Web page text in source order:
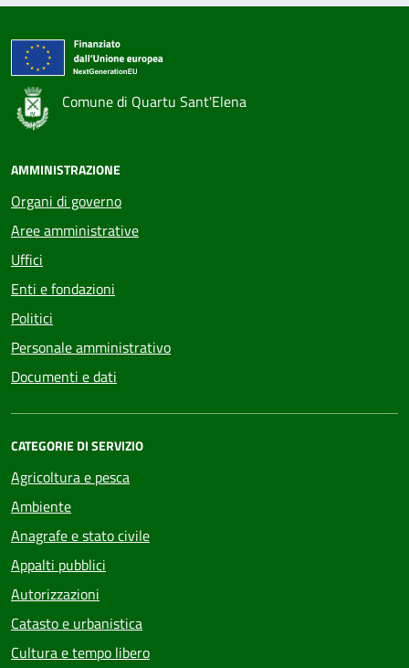
Comune di Quartu Sant'Elena
AMMINISTRAZIONE
Organi di governo
Aree amministrative
Uffici
Enti e fondazioni
Politici
Personale amministrativo
Documenti e dati
CATEGORIE DI SERVIZIO
Agricoltura e pesca
Ambiente
Anagrafe e stato civile
Appalti pubblici
Autorizzazioni
Catasto e urbanistica
Cultura e tempo libero